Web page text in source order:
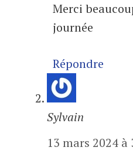
Merci
journée
Répondre
Sylvain
13 mars 2024 à